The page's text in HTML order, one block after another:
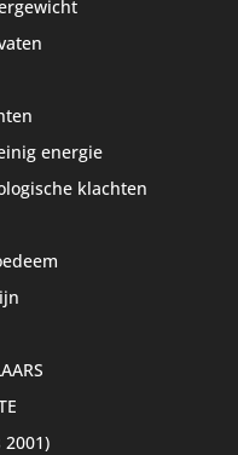
energie
klachten
2001)